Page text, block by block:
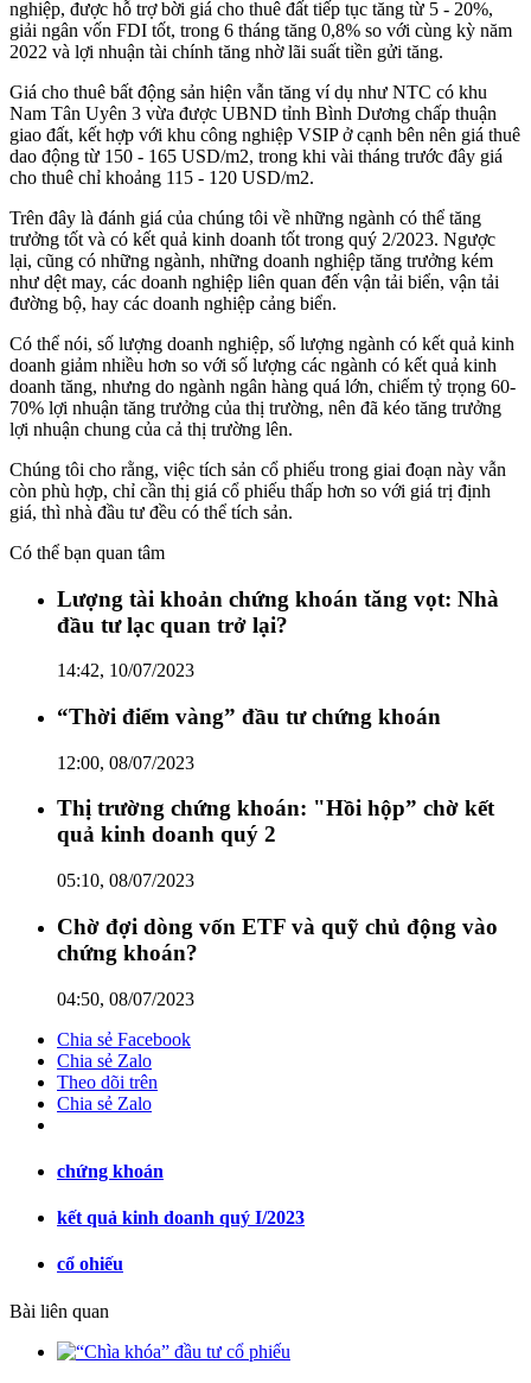
nghiệp, được hỗ trợ bời giá cho thuê đất tiếp tục tăng từ 5 - 20%,
giải ngân vốn FDI tốt, trong 6 tháng tăng 0,8% so với cùng kỳ năm
2022 và lợi nhuận tài chính tăng nhờ lãi suất tiền gửi tăng.
Giá cho thuê bất động sản hiện vẫn tăng ví dụ như NTC có khu
Nam Tân Uyên 3 vừa được UBND tỉnh Bình Dương chấp thuận
giao đất, kết hợp với khu công nghiệp VSIP ở cạnh bên nên giá thuê
dao động từ 150 - 165 USD/m2, trong khi vài tháng trước đây giá
cho thuê chỉ khoảng 115 - 120 USD/m2.
Trên đây là đánh giá của chúng tôi về những ngành có thể tăng
trưởng tốt và có kết quả kinh doanh tốt trong quý 2/2023. Ngược
lại, cũng có những ngành, những doanh nghiệp tăng trưởng kém
như dệt may, các doanh nghiệp liên quan đến vận tải biển, vận tải
đường bộ, hay các doanh nghiệp cảng biển.
Có thể nói, số lượng doanh nghiệp, số lượng ngành có kết quả kinh
doanh giảm nhiều hơn so với số lượng các ngành có kết quả kinh
doanh tăng, nhưng do ngành ngân hàng quá lớn, chiếm tỷ trọng 60-
70% lợi nhuận tăng trưởng của thị trường, nên đã kéo tăng trưởng
lợi nhuận chung của cả thị trường lên.
Chúng tôi cho rằng, việc tích sản cổ phiếu trong giai đoạn này vẫn
còn phù hợp, chỉ cần thị giá cổ phiếu thấp hơn so với giá trị định
giá, thì nhà đầu tư đều có thể tích sản.
Có thể bạn quan tâm
Lượng tài khoản chứng khoán tăng vọt: Nhà
đầu tư lạc quan trở lại?
14:42, 10/07/2023
“Thời điểm vàng” đầu tư chứng khoán
12:00, 08/07/2023
Thị trường chứng khoán: "Hồi hộp” chờ kết
quả kinh doanh quý 2
05:10, 08/07/2023
Chờ đợi dòng vốn ETF và quỹ chủ động vào
chứng khoán?
04:50, 08/07/2023
Chia sẻ Facebook
Chia sẻ Zalo
Theo dõi trên
Chia sẻ Zalo
chứng khoán
kết quả kinh doanh quý I/2023
cổ ohiếu
Bài liên quan